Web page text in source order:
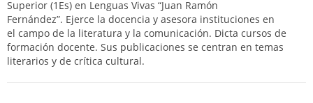
Superior (1Es) en Lenguas Vivas “Juan Ramón
Fernández”. Ejerce la docencia y asesora instituciones en
el campo de la literatura y la comunicación. Dicta cursos de
formación docente. Sus publicaciones se centran en temas
literarios y de crítica cultural.